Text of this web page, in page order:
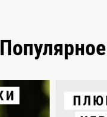
Популярное